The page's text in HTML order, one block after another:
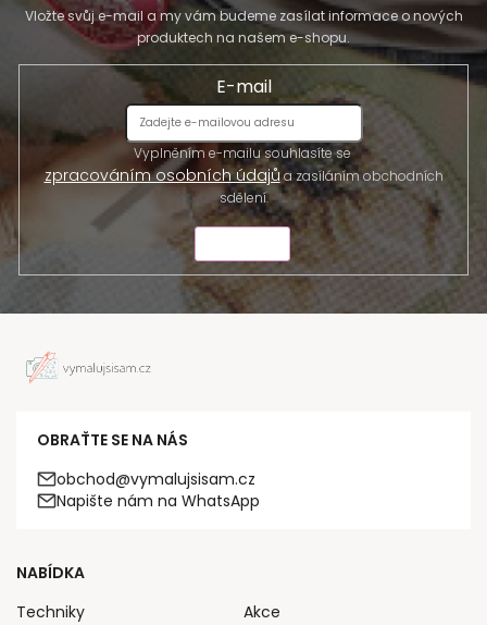
Vložte svůj e-mail a my vám budeme zasílat informace o nových
produktech na našem e-shopu.
E-mail
Vyplněním e-mailu souhlasíte se
zpracováním osobních údajůa zasíláním obchodních
sdělení.
OBRAŤTE SE NA NÁS
obchod@vymalujsisam.cz
Napište nám na WhatsApp
NABÍDKA
Techniky
Akce